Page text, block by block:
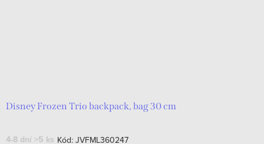
Disney Frozen Trio backpack, bag 30 cm
4-8 dní >5 ks Kód: JVFML360247